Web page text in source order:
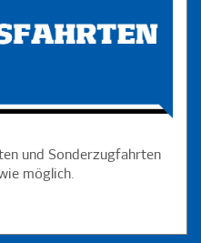
und Sonderzugfahrten
möglich.